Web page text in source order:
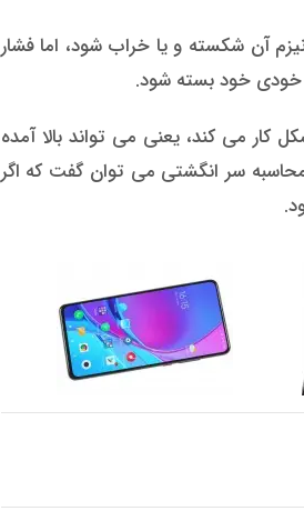
آن شکسته و یا خراب شود، اما فشار
خودی خود بسته شود.
سلفی این گوشی تا تقریبا 300 هزار بار بدون مشکل کار می کند، یعنی می تواند بالا آمده
سر انگشتی می توان گفت که اگر